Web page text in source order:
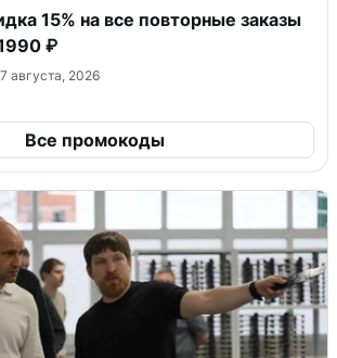
15% на все повторные заказы
₽
августа, 2026
Все промокоды